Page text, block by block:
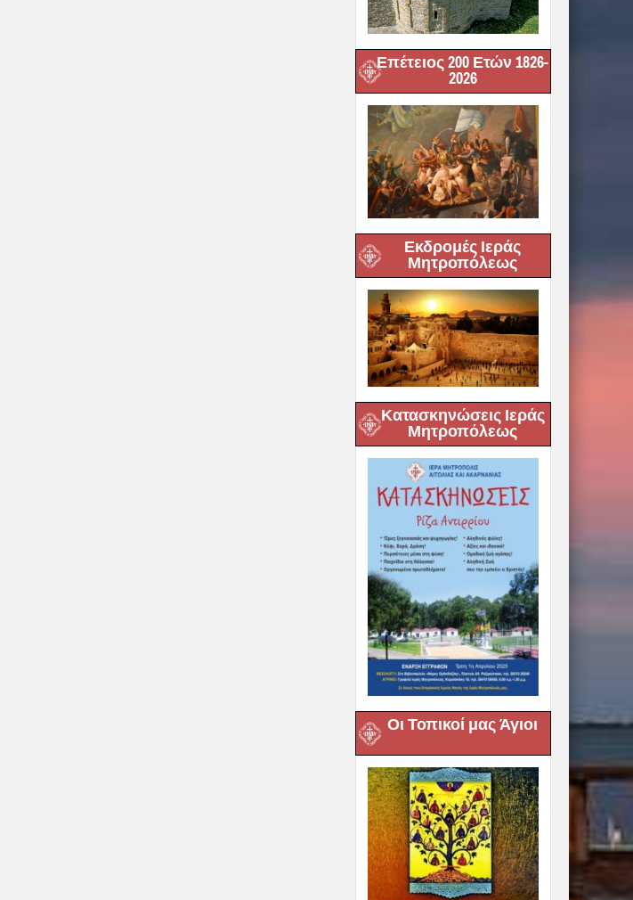
Επέτειος 200 Ετών 1826-
2026
Εκδρομές Ιεράς
Μητροπόλεως
Κατασκηνώσεις Ιεράς
Μητροπόλεως
Οι Τοπικοί μας Άγιοι